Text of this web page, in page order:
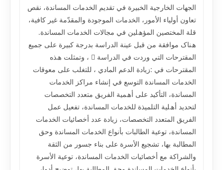
اﻟﺠﮭﺎت اﻟﺨﺎرﺟﯿﺔ اﻟﺨﺒﯿﺮة ﻓﻲ ﺗﻘﺪﯾﻢ اﻟﺨﺪﻣﺎت اﻟﻤﺴﺎﻧﺪة، ﻧﻘﺺ
ﺗﻌﺎون أوﻟﯿﺎء اﻷﻣﻮر، اﻟﺨﺪﻣﺎت اﻟﻤﻮﺟﻮدة واﻟﻤﻘﺪّﻣﺔ ﻏﯿﺮ ﻛﺎﻓﯿﺔ،
ﻗﻠﺔ اﻟﻤﺨﺘﺼﯿﻦ اﻟﻤﺆھﻠﯿﻦ ﻓﻲ ﻣﺠﺎﻻت اﻟﺨﺪﻣﺎت اﻟﻤﺴﺎﻧﺪة.
ھﻨﺎک ﻣﻮاﻓﻘﺔ ﻣﻦ ﻗﺒﻞ ﻋﯿﻨﺔ اﻟﺪراﺳﺔ ﺑﺪرﺟﺔ ﻛﺒﯿﺮة ﻋﻠﻰ ﺟﻤﯿﻊ
اﻟﻤﻘﺘﺮﺣﺎت اﻟﺘﻲ وردت ﻓﻲ اﻟﺪراﺳﺔ  ، وﺗﻤﺜﻠﺖ ھﺬه
اﻟﻤﻘﺘﺮﺣﺎت ﻓﻲ :زﯾﺎدة اﻟﺪﻋﻢ اﻟﻤﺎدي ، ﻟﻠﺘﻐﻠﺐ ﻋﻠﻰ ﻣﻌﻮﻗﺎت
اﻟﺨﺪﻣﺎت اﻟﻤﺴﺎﻧﺪة اﻟﺘﻮﺳﻊ ﻓﻲ إﻧﺸﺎء ﻣﺮاﻛﺰ اﻟﺨﺪﻣﺎت
اﻟﻤﺴﺎﻧﺪة، اﻟﺘﺄﻛﯿﺪ ﻋﻠﻰ أھﻤﯿﺔ اﻟﻔﺮﯾﻖ ﻣﺘﻌﺪد اﻟﺘﺨﺼﺼﺎت
ﻟﺘﺤﺪﯾﺪ أھﻠﯿﺔ اﻟﺘﻠﻤﯿﺬة ﻟﻠﺨﺪﻣﺎت اﻟﻤﺴﺎﻧﺪة، ﺗﻔﻌﯿﻞ ﻋﻤﻞ
اﻟﻔﺮﯾﻖ اﻟﻤﺘﻌﺪد اﻟﺘﺨﺼﺼﺎت، زﯾﺎدة ﻋﺪد أﺧﺼﺎﺋﯿﺎت اﻟﺨﺪﻣﺎت
اﻟﻤﺴﺎﻧﺪة، ﺗﻮﻋﯿﺔ اﻟﻄﺎﻟﺒﺎت ﺑﺄﻧﻮاع اﻟﺨﺪﻣﺎت اﻟﻤﺴﺎﻧﺪة وﺣﻖ
اﻟﻤﻄﺎﻟﺒﺔ ﺑﮭﺎ، ﺗﺸﺠﯿﻊ اﻷﺳﺮة ﻋﻠﻰ ﺑﻨﺎء ﺟﺴﻮر ﻣﻦ اﻟﺜﻘﺔ
واﻟﺸﺮاﻛﺔ ﻣﻊ أﺧﺼﺎﺋﯿﺎت اﻟﺨﺪﻣﺎت اﻟﻤﺴﺎﻧﺪة، ﺗﻮﻋﯿﺔ اﻷﺳﺮة